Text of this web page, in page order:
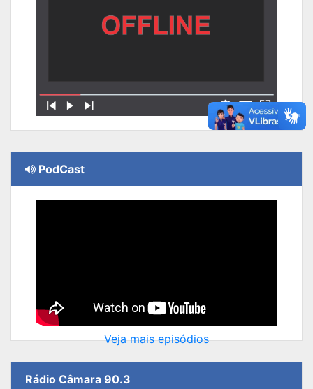
PodCast
Veja mais episódios
Rádio Câmara 90.3